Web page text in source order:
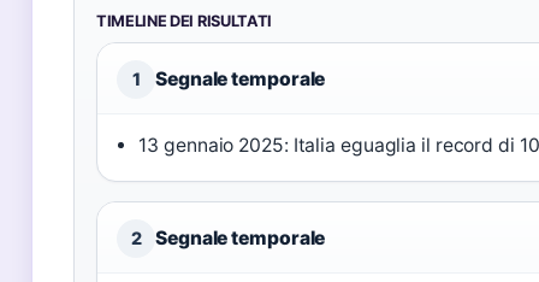
TIMELINE DEI RISULTATI
1 Segnale temporale
13 gennaio 2025: Italia eguaglia il record di
2 Segnale temporale